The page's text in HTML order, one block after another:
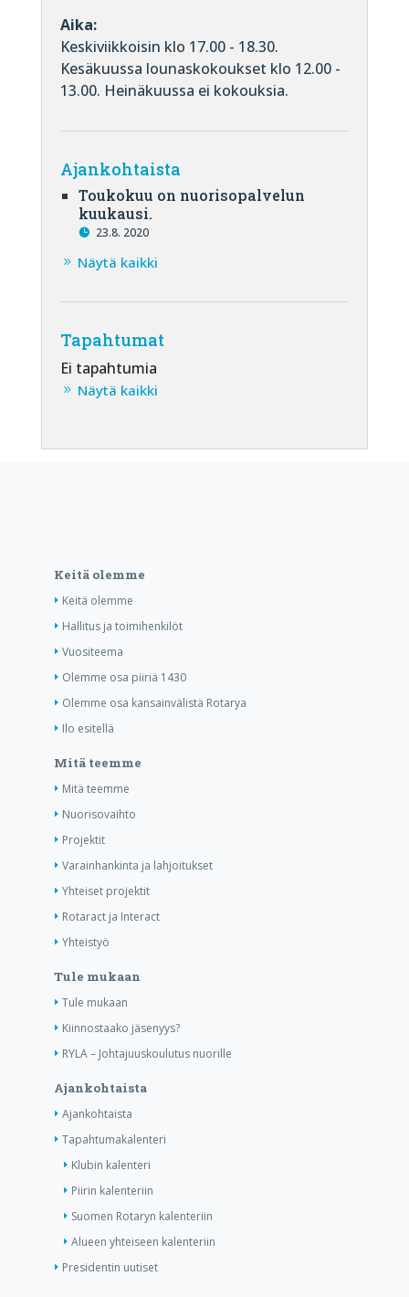
Aika:
Keskiviikkoisin klo 17.00 - 18.30.
Kesäkuussa lounaskokoukset klo 12.00 -
13.00. Heinäkuussa ei kokouksia.
Ajankohtaista
Toukokuu on nuorisopalvelun
kuukausi.
23.8. 2020
Näytä kaikki
Tapahtumat
Ei tapahtumia
Näytä kaikki
Keitä olemme
Keitä olemme
Hallitus ja toimihenkilöt
Vuositeema
Olemme osa piiriä 1430
Olemme osa kansainvälistä Rotarya
Ilo esitellä
Mitä teemme
Mitä teemme
Nuorisovaihto
Projektit
Varainhankinta ja lahjoitukset
Yhteiset projektit
Rotaract ja Interact
Yhteistyö
Tule mukaan
Tule mukaan
Kiinnostaako jäsenyys?
RYLA – Johtajuuskoulutus nuorille
Ajankohtaista
Ajankohtaista
Tapahtumakalenteri
Klubin kalenteri
Piirin kalenteriin
Suomen Rotaryn kalenteriin
Alueen yhteiseen kalenteriin
Presidentin uutiset